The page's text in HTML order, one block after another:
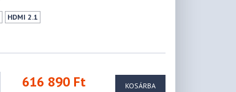
HDMI 2.1
616 890 Ft KOSÁRBA